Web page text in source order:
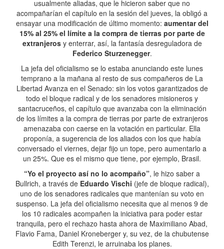
usualmente aliadas, que le hicieron saber que no
acompañarían el capítulo en la sesión del jueves, la obligó a
ensayar una modificación de último momento: aumentar del
15% al 25% el límite a la compra de tierras por parte de
extranjerosy enterrar, así, la fantasía desreguladora de
Federico Sturzenegger.
La jefa del oficialismo se lo estaba anunciando este lunes
temprano a la mañana al resto de sus compañeros de La
Libertad Avanza en el Senado: sin los votos garantizados de
todo el bloque radical y de los senadores misioneros y
santacruceños, el capítulo que avanzaba con la eliminación
de los límites a la compra de tierras por parte de extranjeros
amenazaba con caerse en la votación en particular. Ella
proponía, a sugerencia de los aliados con los que había
conversado el viernes, dejar fijo un tope, pero aumentarlo a
un 25%. Que es el mismo que tiene, por ejemplo, Brasil.
“Yo el proyecto así no lo acompaño”, le hizo saber a
Bullrich, a través de Eduardo Vischi (jefe de bloque radical),
uno de los senadores radicales que mantenían su voto en
suspenso. La jefa del oficialismo necesita que al menos 9 de
los 10 radicales acompañen la iniciativa para poder estar
tranquila, pero el rechazo hasta ahora de Maximiliano Abad,
Flavio Fama, Daniel Kroneberger y, su vez, de la chubutense
Edith Terenzi, le arruinaba los planes.